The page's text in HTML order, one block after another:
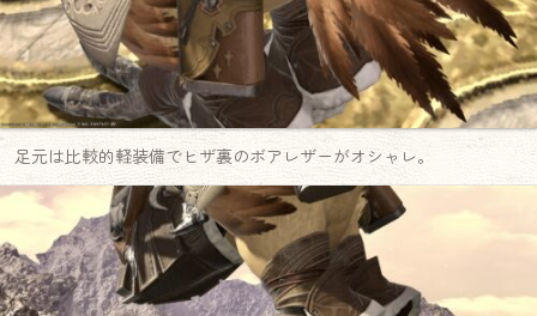
足元は比較的軽装備でヒザ裏のボアレザーがオシャレ。